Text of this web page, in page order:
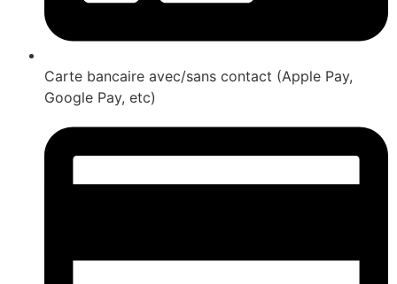
Carte bancaire avec/sans contact (Apple Pay,
Google Pay, etc)